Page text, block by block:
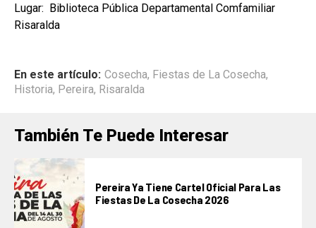
Lugar: Biblioteca Pública Departamental Comfamiliar
Risaralda
En este artículo: Cosecha, Fiestas de La Cosecha,
Historia, Pereira, Risaralda
También Te Puede Interesar
Pereira Ya Tiene Cartel Oficial Para Las
Fiestas De La Cosecha 2026